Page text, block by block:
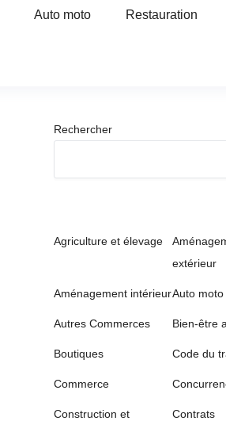
Auto moto Restauration
Rechercher
Agriculture et élevage
extérieur
Aménagement intérieurAuto moto
Autres Commerces Bien-être
Boutiques Code du
Commerce
Construction et
Contrats